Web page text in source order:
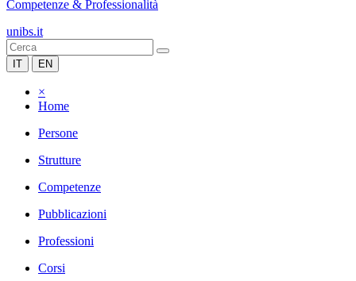
Competenze & Professionalità
unibs.it
IT EN
×
Home
Persone
Strutture
Competenze
Pubblicazioni
Professioni
Corsi